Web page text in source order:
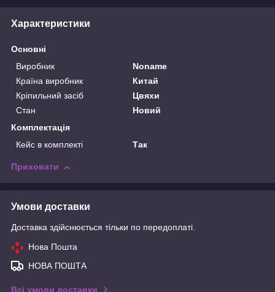
Характеристики
Основні
Виробник
Noname
Країна виробник
Китай
Кріпильний засіб
Цвяхи
Стан
Новий
Комплектація
Кейс в комплекті
Так
Приховати
Умови доставки
Доставка здійснюється тільки по передоплаті.
Нова Пошта
НОВА ПОШТА
Всі умови доставки